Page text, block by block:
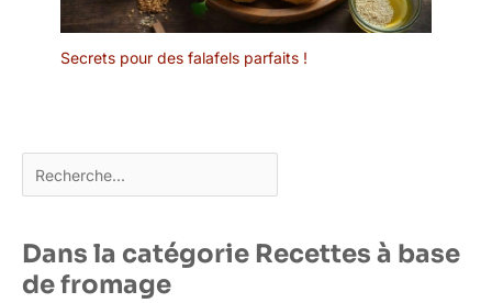
Secrets pour des falafels parfaits !
Rechercher
Dans la catégorie Recettes à base
de fromage